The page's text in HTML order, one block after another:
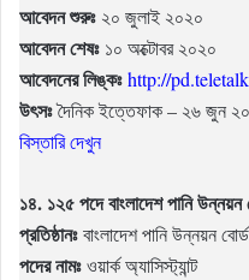
আবেদন শুরুঃ২০ জুলাই ২০২০
আবেদন শেষঃ১০ অক্টোবর ২০২০
আবেদনের লিঙ্কঃ http://
উৎসঃদৈনিক ইত্তেফাক – ২৬ জুন
বিস্তারি দেখুন
১৪. ১২৫ পদে বাংলাদেশ পানি উন্নয়ন
প্রতিষ্ঠানঃবাংলাদেশ পানি উন্নয়ন
পদের নামঃওয়ার্ক অ্যাসিস্ট্যান্ট